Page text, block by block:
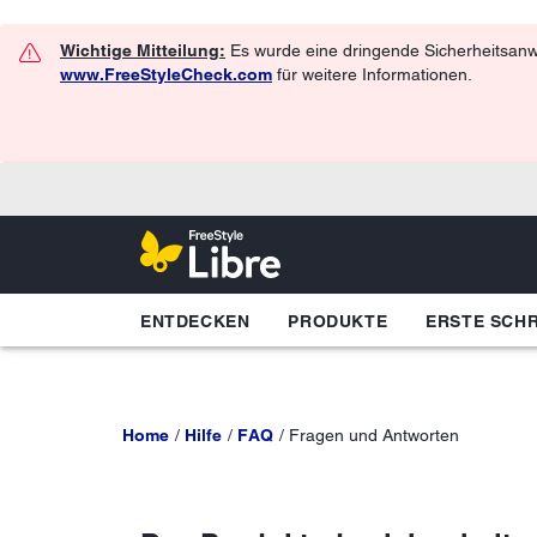
Wichtige Mitteilung: Es wurde eine dringende
www.FreeStyleCheck.com für weitere Informationen.
ENTDECKEN PRODUKTE ERSTE
Home Hilfe FAQ Fragen und Antworten